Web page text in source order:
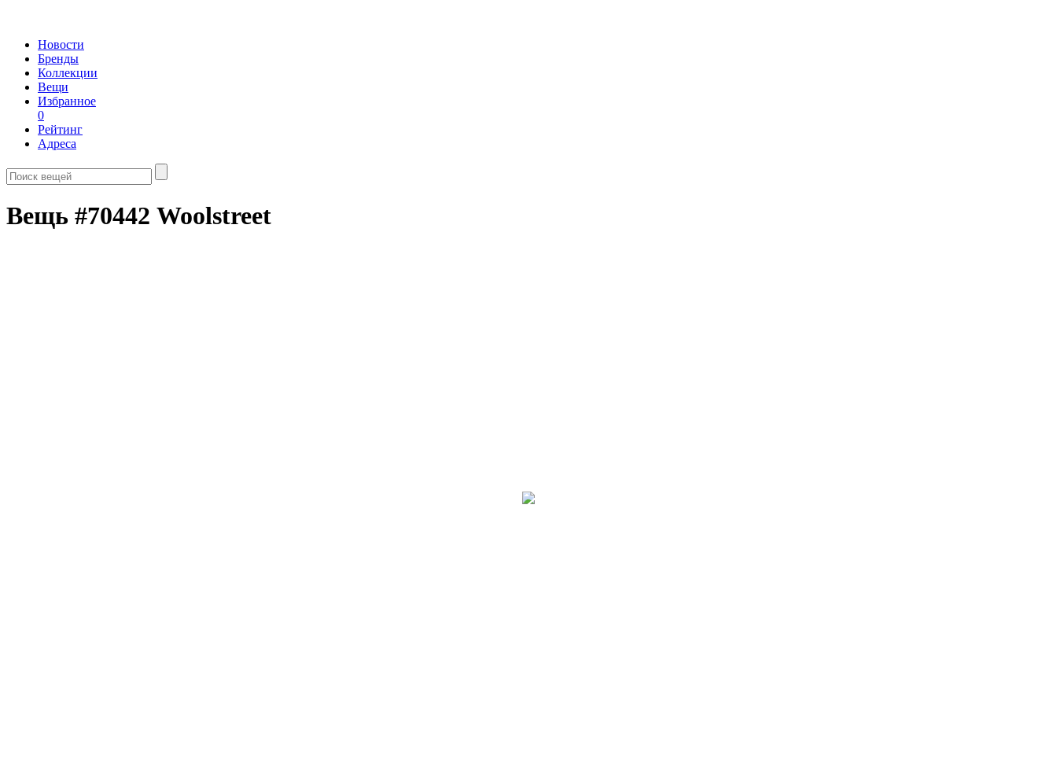
Новости
Бренды
Коллекции
Вещи
Избранное
0
Рейтинг
Адреса
Вещь #70442 Woolstreet